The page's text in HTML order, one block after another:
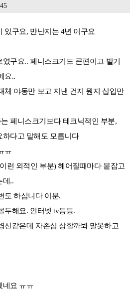
있구요, 만난지는 4년 이구요
구요.. 페니스크기도 큰편이고 발기
요..
체 야동만 보고 지낸 건지 뭔지 삽입만
페니스크기보다 테크닉적인 부분,
다고 말해도 모릅니다
ㅠ
런 외적인 부분) 헤어질때마다 붙잡고
데..
도 하십니다 이분.
두해요. 인터넷 tv등등.
신같은데 자존심 상할까봐 말못하고
네요 ㅠㅠ